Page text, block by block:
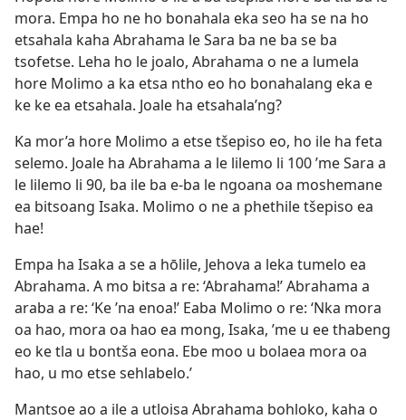
mora. Empa ho ne ho bonahala eka seo ha se na ho
etsahala kaha Abrahama le Sara ba ne ba se ba
tsofetse. Leha ho le joalo, Abrahama o ne a lumela
hore Molimo a ka etsa ntho eo ho bonahalang eka e
ke ke ea etsahala. Joale ha etsahala’ng?
Ka mor’a hore Molimo a etse tšepiso eo, ho ile ha feta
selemo. Joale ha Abrahama a le lilemo li 100 ’me Sara a
le lilemo li 90, ba ile ba e-ba le ngoana oa moshemane
ea bitsoang Isaka. Molimo o ne a phethile tšepiso ea
hae!
Empa ha Isaka a se a hōlile, Jehova a leka tumelo ea
Abrahama. A mo bitsa a re: ‘Abrahama!’ Abrahama a
araba a re: ‘Ke ’na enoa!’ Eaba Molimo o re: ‘Nka mora
oa hao, mora oa hao ea mong, Isaka, ’me u ee thabeng
eo ke tla u bontša eona. Ebe moo u bolaea mora oa
hao, u mo etse sehlabelo.’
Mantsoe ao a ile a utloisa Abrahama bohloko, kaha o